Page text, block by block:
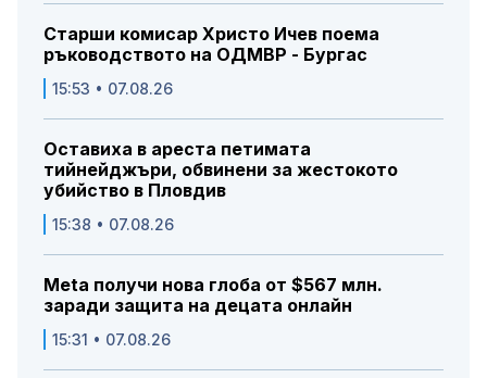
Старши комисар Христо Ичев поема
ръководството на ОДМВР - Бургас
15:53 • 07.08.26
Оставиха в ареста петимата
тийнейджъри, обвинени за жестокото
убийство в Пловдив
15:38 • 07.08.26
Meta получи нова глоба от $567 млн.
заради защита на децата онлайн
15:31 • 07.08.26